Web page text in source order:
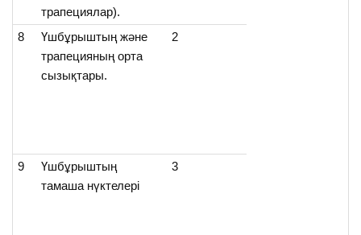
трапециялар).
8
Үшбұрыштың және
трапецияның орта
сызықтары.
2
9
Үшбұрыштың
тамаша нүктелері
3